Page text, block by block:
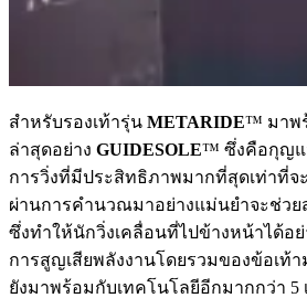
สำหรับรองเท้ารุ่น METARIDE™ มาพ
ล่าสุดอย่าง GUIDESOLE™ ซึ่งคือกุญแ
การวิ่งที่มีประสิทธิภาพมากที่สุดเท่าที่จ
ผ่านการคำนวณมาอย่างแม่นยำจะช่ว
ซึ่งทำให้นักวิ่งเคลื่อนที่ไปข้างหน้าได้อ
การสูญเสียพลังงานโดยรวมของข้อเท้
ยังมาพร้อมกับเทคโนโลยีอีกมากกว่า 5